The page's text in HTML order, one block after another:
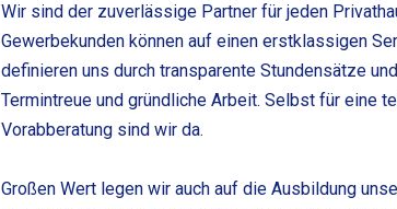
Wir sind der zuverlässige Partner für jeden
Gewerbekunden können auf einen erstklassigen
definieren uns durch transparente Stundensätze
Termintreue und gründliche Arbeit. Selbst für eine
Vorabberatung sind wir da.
Großen Wert legen wir auch auf die Ausbildung